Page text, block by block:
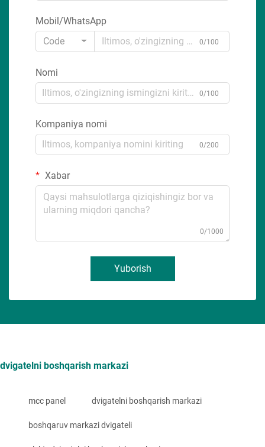
Mobil/WhatsApp
Code
0/100
Nomi
0/100
Kompaniya nomi
0/200
Xabar
0/1000
Yuborish
dvigatelni boshqarish markazi
mcc panel dvigatelni boshqarish markazi
boshqaruv markazi dvigateli